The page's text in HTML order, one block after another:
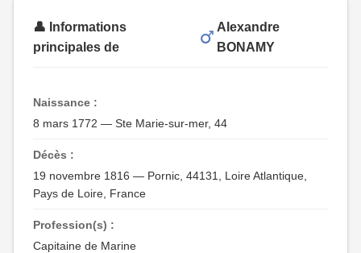
👤 Informations
principales de
Alexandre
BONAMY
Naissance :
8 mars 1772 — Ste Marie-sur-mer, 44
Décès :
19 novembre 1816 — Pornic, 44131, Loire Atlantique,
Pays de Loire, France
Profession(s) :
Capitaine de Marine